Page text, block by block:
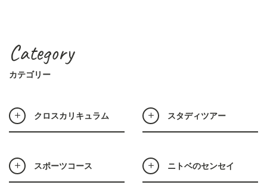
Category
カテゴリー
クロスカリキュラム スタディツアー
スポーツコース ニトベのセンセイ